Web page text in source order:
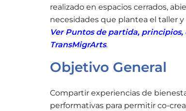
realizado en espacios cerrados,
necesidades que plantea el taller
Ver Puntos de partida,
TransMigrArts.
Objetivo General
Compartir experiencias de
performativas para permitir co-